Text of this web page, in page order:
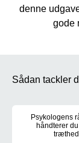
denne
gode
Sådan tackler
Psykologens
håndterer